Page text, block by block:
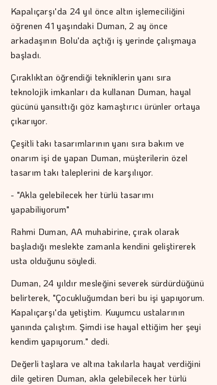
Kapalıçarşı'da 24 yıl önce altın işlemeciliğini
öğrenen 41 yaşındaki Duman, 2 ay önce
arkadaşının Bolu'da açtığı iş yerinde çalışmaya
başladı.
Çıraklıktan öğrendiği tekniklerin yanı sıra
teknolojik imkanları da kullanan Duman, hayal
gücünü yansıttığı göz kamaştırıcı ürünler ortaya
çıkarıyor.
Çeşitli takı tasarımlarının yanı sıra bakım ve
onarım işi de yapan Duman, müşterilerin özel
tasarım takı taleplerini de karşılıyor.
- "Akla gelebilecek her türlü tasarımı
yapabiliyorum"
Rahmi Duman, AA muhabirine, çırak olarak
başladığı meslekte zamanla kendini geliştirerek
usta olduğunu söyledi.
Duman, 24 yıldır mesleğini severek sürdürdüğünü
belirterek, "Çocukluğumdan beri bu işi yapıyorum.
Kapalıçarşı'da yetiştim. Kuyumcu ustalarının
yanında çalıştım. Şimdi ise hayal ettiğim her şeyi
kendim yapıyorum." dedi.
Değerli taşlara ve altına takılarla hayat verdiğini
dile getiren Duman, akla gelebilecek her türlü